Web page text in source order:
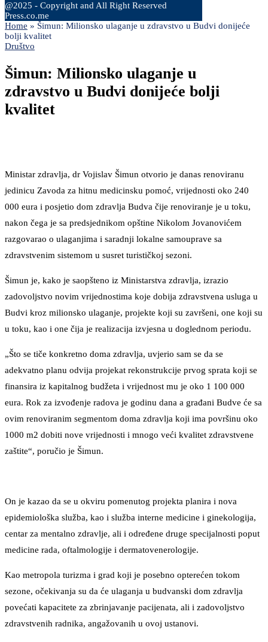
@2025 - Copyright and All Right Reserved
Press.co.me
Home » Šimun: Milionsko ulaganje u zdravstvo u Budvi donijeće
bolji kvalitet
Društvo
Šimun: Milionsko ulaganje u
zdravstvo u Budvi donijeće bolji
kvalitet
Ministar zdravlja, dr Vojislav Šimun otvorio je danas renoviranu
jedinicu Zavoda za hitnu medicinsku pomoć, vrijednosti oko 240
000 eura i posjetio dom zdravlja Budva čije renoviranje je u toku,
nakon čega je sa predsjednikom opštine Nikolom Jovanovićem
razgovarao o ulaganjima i saradnji lokalne samouprave sa
zdravstvenim sistemom u susret turističkoj sezoni.
Šimun je, kako je saopšteno iz Ministarstva zdravlja, izrazio
zadovoljstvo novim vrijednostima koje dobija zdravstvena usluga u
Budvi kroz milionsko ulaganje, projekte koji su završeni, one koji su
u toku, kao i one čija je realizacija izvjesna u doglednom periodu.
„Što se tiče konkretno doma zdravlja, uvjerio sam se da se
adekvatno planu odvija projekat rekonstrukcije prvog sprata koji se
finansira iz kapitalnog budžeta i vrijednost mu je oko 1 100 000
eura. Rok za izvođenje radova je godinu dana a građani Budve će sa
ovim renoviranim segmentom doma zdravlja koji ima površinu oko
1000 m2 dobiti nove vrijednosti i mnogo veći kvalitet zdravstvene
zaštite“, poručio je Šimun.
On je kazao da se u okviru pomenutog projekta planira i nova
epidemiološka služba, kao i služba interne medicine i ginekologija,
centar za mentalno zdravlje, ali i određene druge specijalnosti poput
medicine rada, oftalmologije i dermatovenerologije.
Kao metropola turizma i grad koji je posebno opterećen tokom
sezone, očekivanja su da će ulaganja u budvanski dom zdravlja
povećati kapacitete za zbrinjavanje pacijenata, ali i zadovoljstvo
zdravstvenih radnika, angažovanih u ovoj ustanovi.